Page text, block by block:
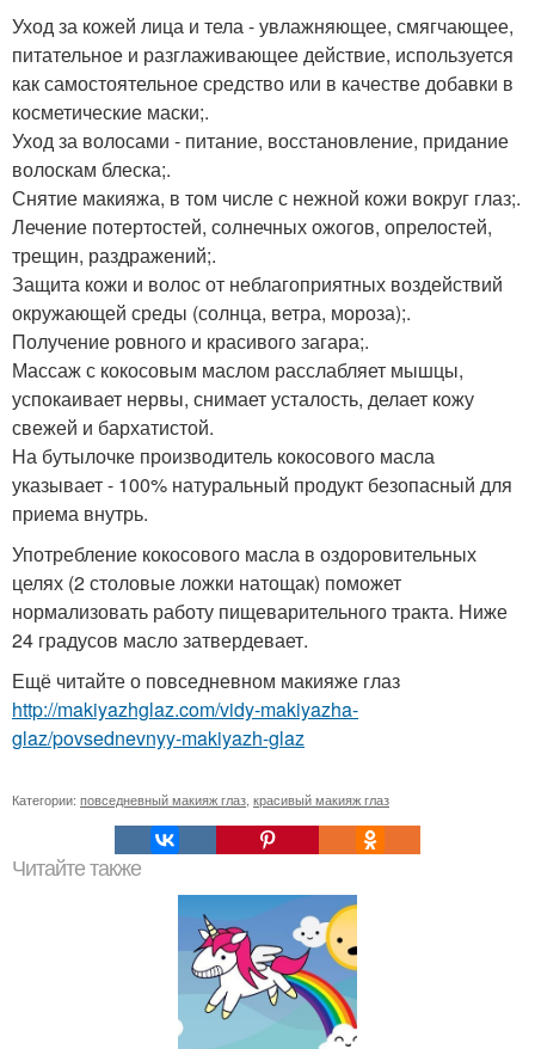
Уход за кожей лица и тела - увлажняющее, смягчающее,
питательное и разглаживающее действие, используется
как самостоятельное средство или в качестве добавки в
косметические маски;.
Уход за волосами - питание, восстановление, придание
волоскам блеска;.
Снятие макияжа, в том числе с нежной кожи вокруг глаз;.
Лечение потертостей, солнечных ожогов, опрелостей,
трещин, раздражений;.
Защита кожи и волос от неблагоприятных воздействий
окружающей среды (солнца, ветра, мороза);.
Получение ровного и красивого загара;.
Массаж с кокосовым маслом расслабляет мышцы,
успокаивает нервы, снимает усталость, делает кожу
свежей и бархатистой.
На бутылочке производитель кокосового масла
указывает - 100% натуральный продукт безопасный для
приема внутрь.
Употребление кокосового масла в оздоровительных
целях (2 столовые ложки натощак) поможет
нормализовать работу пищеварительного тракта. Ниже
24 градусов масло затвердевает.
Ещё читайте о повседневном макияже глаз
http://makiyazhglaz.com/vidy-makiyazha-
glaz/povsednevnyy-makiyazh-glaz
Категории: повседневный макияж глаз красивый макияж глаз
Читайте также